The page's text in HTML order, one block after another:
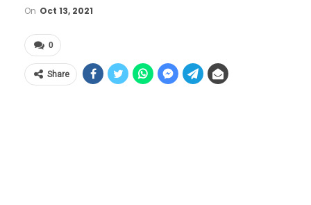
On Oct 13, 2021
0
Share